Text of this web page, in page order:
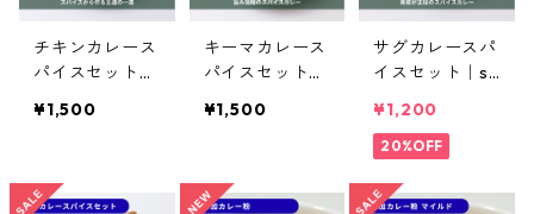
チキンカレース
パイスセット｜
パイスセット
¥1,500
キーマカレース
パイスセット｜
パイスセット
¥1,500
サグカレースパ
イスセット｜sp
イスセット
¥1,200
20%OFF